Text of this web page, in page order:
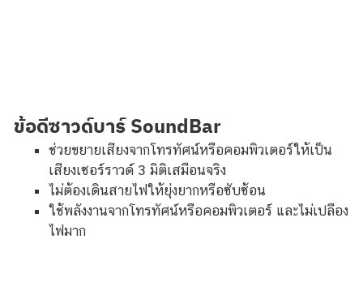
ข้อดีซาวด์บาร์ SoundBar
ช่วยขยายเสียงจากโทรทัศน์หรือคอมพิวเตอร์ให้เป็น
เสียงเซอร์ราวด์ 3 มิติเสมือนจริง
ไม่ต้องเดินสายไฟให้ยุ่งยากหรือซับซ้อน
ใช้พลังงานจากโทรทัศน์หรือคอมพิวเตอร์ และไม่เปลือง
ไฟมาก